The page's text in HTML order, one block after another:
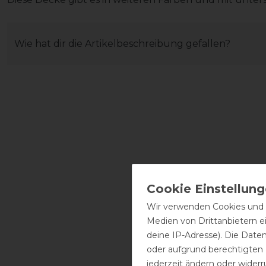
Wie hat dir die Artikelbeschreibung gefallen?
Wir verwenden Cookies
Medien von Drittanbietern
deine IP-Adresse). Die
oder aufgrund berechtigten
jederzeit ändern oder